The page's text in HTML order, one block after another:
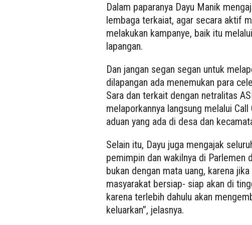
Dalam paparanya Dayu Manik
lembaga terkaiat, agar secara aktif
melakukan kampanye, baik itu
lapangan.
Dan jangan segan segan untuk
dilapangan ada menemukan para
Sara dan terkait dengan netralitas
melaporkannya langsung melalui
aduan yang ada di desa dan
Selain itu, Dayu juga mengajak
pemimpin dan wakilnya di Parlemen
bukan dengan mata uang, karena
masyarakat bersiap- siap akan di
karena terlebih dahulu akan
keluarkan”, jelasnya.